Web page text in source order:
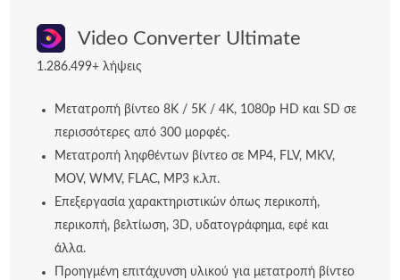
Video Converter Ultimate
1.286.499+ λήψεις
Μετατροπή βίντεο 8K / 5K / 4K, 1080p HD και SD σε
περισσότερες από 300 μορφές.
Μετατροπή ληφθέντων βίντεο σε MP4, FLV, MKV,
MOV, WMV, FLAC, MP3 κ.λπ.
Επεξεργασία χαρακτηριστικών όπως περικοπή,
περικοπή, βελτίωση, 3D, υδατογράφημα, εφέ και
άλλα.
Προηγμένη επιτάχυνση υλικού για μετατροπή βίντεο